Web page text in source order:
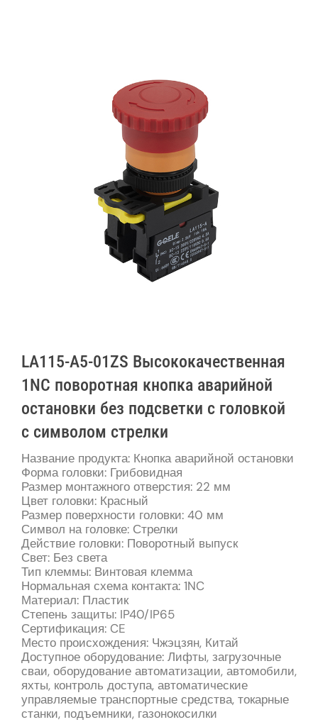
LA115-A5-01ZS Высококачественная
1NC поворотная кнопка аварийной
остановки без подсветки с головкой
с символом стрелки
Название продукта: Кнопка аварийной остановки
Форма головки: Грибовидная
Размер монтажного отверстия: 22 мм
Цвет головки: Красный
Размер поверхности головки: 40 мм
Символ на головке: Стрелки
Действие головки: Поворотный выпуск
Свет: Без света
Тип клеммы: Винтовая клемма
Нормальная схема контакта: 1NC
Материал: Пластик
Степень защиты: IP40/IP65
Сертификация: CE
Место происхождения: Чжэцзян, Китай
Доступное оборудование: Лифты, загрузочные
сваи, оборудование автоматизации, автомобили,
яхты, контроль доступа, автоматические
управляемые транспортные средства, токарные
станки, подъемники, газонокосилки